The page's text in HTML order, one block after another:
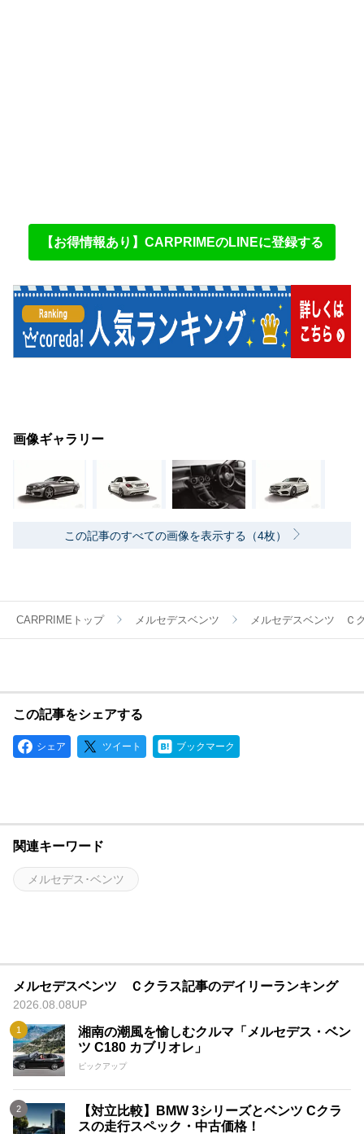
【お得情報あり】CARPRIMEのLINEに登録する
画像ギャラリー
この記事のすべての画像を表示する（4枚）
CARPRIMEトップ メルセデスベンツ メルセデスベンツ Ｃ
この記事をシェアする
シェア ツイート ブックマーク
関連キーワード
メルセデス･ベンツ
メルセデスベンツ Ｃクラス記事のデイリーランキング
2026.08.08UP
湘南の潮風を愉しむクルマ「メルセデス・ベン
ツ C180 カブリオレ」
ピックアップ
【対立比較】BMW 3シリーズとベンツ Cクラ
スの走行スペック・中古価格！